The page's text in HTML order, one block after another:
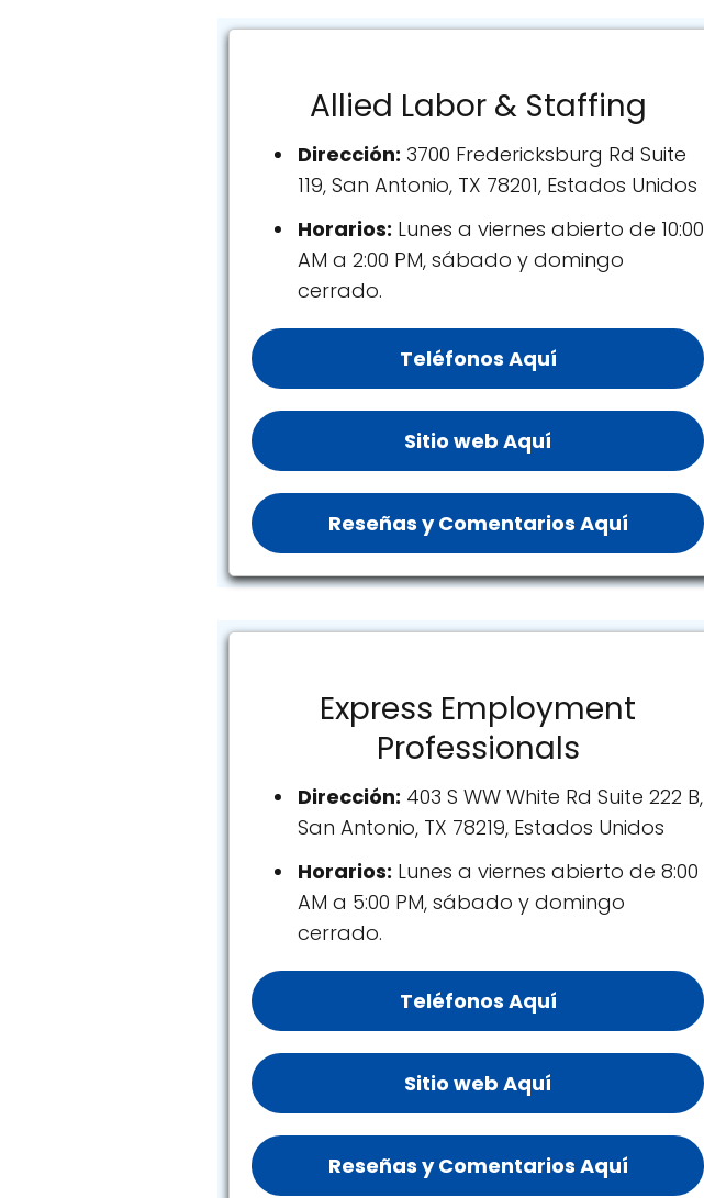
Allied Labor & Staffing
Dirección: 3700 Fredericksburg Rd Suite
119, San Antonio, TX 78201, Estados Unidos
Horarios: Lunes a viernes abierto de 10:00
AM a 2:00 PM, sábado y domingo
cerrado.
Teléfonos Aquí
Sitio web Aquí
Reseñas y Comentarios Aquí
Express Employment
Professionals
Dirección: 403 S WW White Rd Suite 222 B,
San Antonio, TX 78219, Estados Unidos
Horarios: Lunes a viernes abierto de 8:00
AM a 5:00 PM, sábado y domingo
cerrado.
Teléfonos Aquí
Sitio web Aquí
Reseñas y Comentarios Aquí